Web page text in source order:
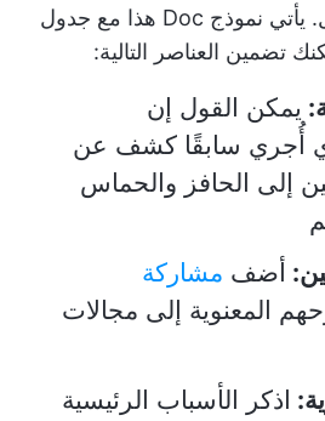
الحافز في مكان العمل. يأتي نموذج Doc هذا مع جدول
تضمين العناصر التالية:
يمكن القول إن
أُجري سابقًا كشف عن
إلى الحافز والحماس
أضف مشاركة
المعنوية إلى مجالات
اذكر الأسباب الرئيسية